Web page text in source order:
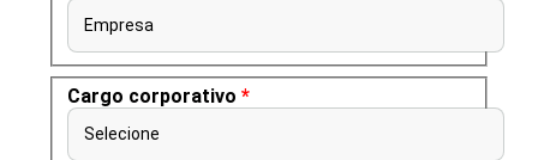
Empresa
Cargo corporativo *
Selecione